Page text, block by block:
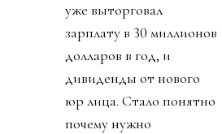
уже выторговал
зарплату в 30 миллионов
долларов в год, и
дивиденды от нового
юр лица. Стало понятно
почему нужно